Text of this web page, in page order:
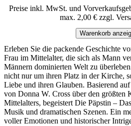
Preise inkl. MwSt. und
max. 2,00 € zzgl.
Warenkorb
Erleben Sie die packende Geschichte
Frau im Mittelalter, die sich als Mann
Männern dominierten Welt zu
nicht nur um ihren Platz in der Kirche,
Liebe und ihren Glauben. Basierend
von Donna W. Cross über den größten
Mittelalters, begeistert Die Päpstin –
Musik und dramatischen Szenen. Ein
voller Emotionen und historischer